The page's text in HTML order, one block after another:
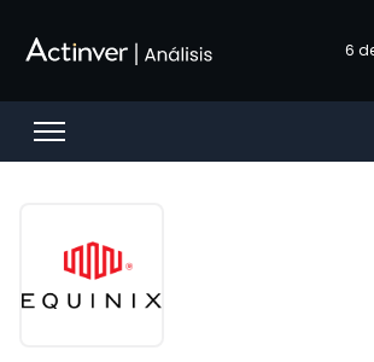
6
Open menu